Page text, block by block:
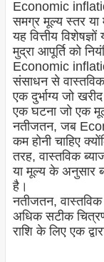
Economic
समग्र मूल्य स्तर या
यह वित्तीय
मुद्रा आपूर्ति को
Economic
संसाधन से
एक दुर्भाग्य जो
एक घटना जो एक
नतीजतन, जब
कम होनी चाहिए
तरह, वास्तविक
या मूल्य के अनुसार
है।
नतीजतन,
अधिक सटीक
राशि के लिए एक